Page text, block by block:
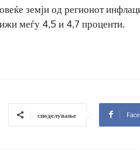
земји од регионот
меѓу 4,5 и 4,7 проценти.
споделување